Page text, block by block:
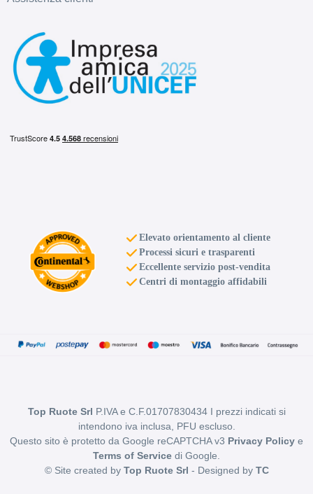
Elevato orientamento al cliente
Processi sicuri e trasparenti
Eccellente servizio post-vendita
Centri di montaggio affidabili
Top Ruote Srl P.IVA e C.F.01707830434 I prezzi indicati si
intendono iva inclusa, PFU escluso.
Questo sito è protetto da Google reCAPTCHA v3 Privacy Policy e
Terms of Service di Google.
© Site created by Top Ruote Srl - Designed by TC